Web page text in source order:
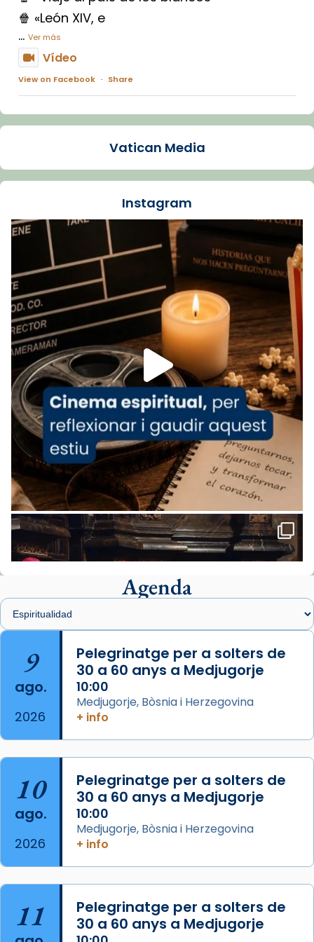
🍿 «León XIV, e
... Ver más
Vídeo
View on Facebook · Share
Arquebisbat de Barcelona
La Carmina va patir depressió. Fa gairebé
dos mesos, a l'Estadi Lluís Companys, la
Recupera l'entrevista comp
Vatican
tican News 👇
www.vaticannews.va/es/iglesia/news/2026-
07/carmina-historia-depresion-papa-viaje-
espana-testimoni...
Foto
View on Facebook · Share
Arquebisbat de Barcelona
2 weeks ago
«Avui les santes Juliana i Semproniana ens
ajuden a alçar la mirada»
Mons. Sergi Gordo, bisbe de Tortosa, ha
presidit aquest 27 de juliol la missa de Les
Santes de Mataró.
🔗tinyurl.com/cvu5jmbk
📸 J. Merino
de Barcelona.
2 weeks ago
Aquest dilluns, 27 de juliol, ha tingut lloc la
missa d’acció de gràcies en agraïment al
comitè organitzador de la visita apostòlica
del Sant Pare Lleó XIV a Barcelona, i als
col·laboradors, a la Catedral de Barcelona.
L’arquebisbe de Barcelona, el cardenal Joan
Josep Omella, ha presidit la missa i l’ha
concelebrat el bisbe auxiliar de Barcelona,
Mons. David Abadías.
📸 Dr. G. Simón
Foto
View on Facebook · Share
Vatican Media
Instagram
Agenda
9
ago.
2026
Pelegrinatge per a solters de
30 a 60 anys a Medjugorje
10:00
Medjugorje, Bòsnia i Herzegovina
+ info
10
ago.
2026
Pelegrinatge per a solters de
30 a 60 anys a Medjugorje
10:00
Medjugorje, Bòsnia i Herzegovina
+ info
11
Pelegrinatge per a solters de
30 a 60 anys a Medjugorje